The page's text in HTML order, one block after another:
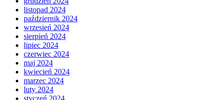
listopad 2024
październik 2024
wrzesień 2024
sierpień 2024
lipiec 2024
czerwiec 2024
maj 2024
kwiecień 2024
marzec 2024
luty 2024
styczeń 2024